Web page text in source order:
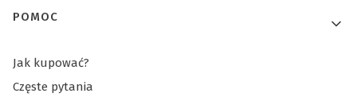
POMOC
Jak kupować?
Częste pytania